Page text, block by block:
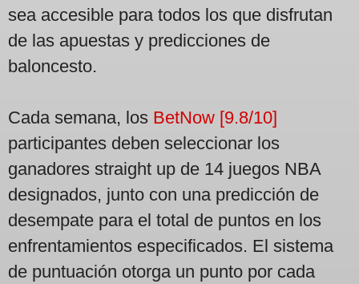
sea accesible para todos los que disfrutan
de las apuestas y predicciones de
baloncesto.
Cada semana, los BetNow [9.8/10]
participantes deben seleccionar los
ganadores straight up de 14 juegos NBA
designados, junto con una predicción de
desempate para el total de puntos en los
enfrentamientos especificados. El sistema
de puntuación otorga un punto por cada